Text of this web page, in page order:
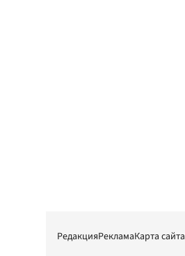
РедакцияРекламаКарта сайта